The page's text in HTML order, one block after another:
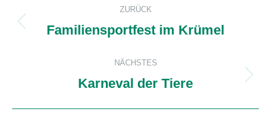
ZURÜCK
Vorheriger
Familiensportfest im Krümel
NÄCHSTES
Nächster
Karneval der Tiere